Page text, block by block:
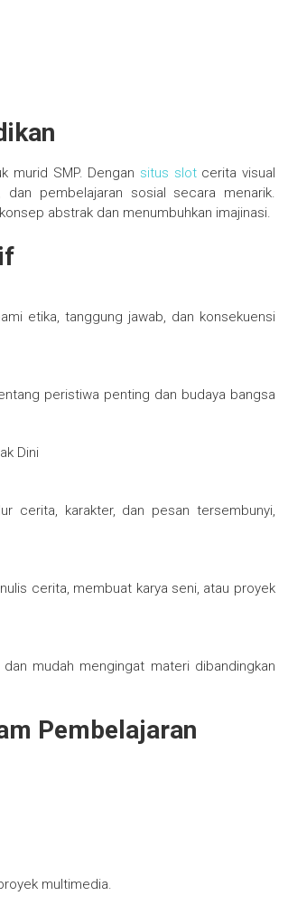
murid SMP. Dengan situs slotcerita visual
pembelajaran sosial secara menarik.
abstrak dan menumbuhkan imajinasi.
etika, tanggung jawab, dan konsekuensi
peristiwa penting dan budaya bangsa
Dini
cerita, karakter, dan pesan tersembunyi,
cerita, membuat karya seni, atau proyek
mudah mengingat materi dibandingkan
Pembelajaran
multimedia.